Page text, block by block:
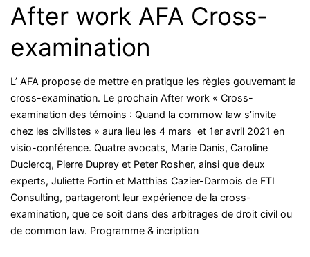
After work AFA Cross-
examination
L’ AFA propose de mettre en pratique les règles gouvernant la
cross-examination. Le prochain After work « Cross-
examination des témoins : Quand la commow law s’invite
chez les civilistes » aura lieu les 4 mars et 1er avril 2021 en
visio-conférence. Quatre avocats, Marie Danis, Caroline
Duclercq, Pierre Duprey et Peter Rosher, ainsi que deux
experts, Juliette Fortin et Matthias Cazier-Darmois de FTI
Consulting, partageront leur expérience de la cross-
examination, que ce soit dans des arbitrages de droit civil ou
de common law. Programme & incription